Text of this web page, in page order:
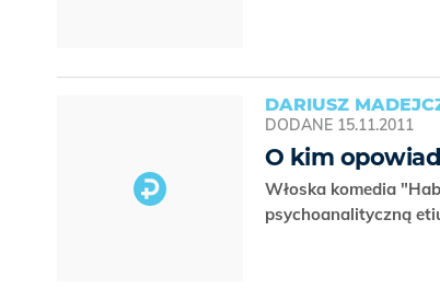
DARIUSZ
DODANE 15.11.2011
O kim
Włoska komedia
psychoanalityczną